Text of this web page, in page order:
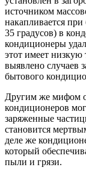
источником
накапливается
35 градусов) в
кондиционеры
этот имеет низкую
выявлено случаев
бытового
Другим же мифом о
кондиционеров
заряженные
становится
деле же
который
пыли и грязи.